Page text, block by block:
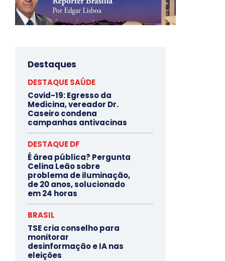
Destaques
DESTAQUE SAÚDE
Covid-19: Egresso da
Medicina, vereador Dr.
Caseiro condena
campanhas antivacinas
DESTAQUE DF
É área pública? Pergunta
Celina Leão sobre
problema de iluminação,
de 20 anos, solucionado
em 24 horas
BRASIL
TSE cria conselho para
monitorar
desinformação e IA nas
eleições